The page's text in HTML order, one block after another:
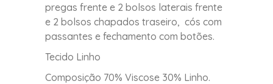
pregas frente e 2 bolsos laterais frente
e 2 bolsos chapados traseiro, cós com
passantes e fechamento com botões.
Tecido Linho
Composição 70% Viscose 30% Linho.